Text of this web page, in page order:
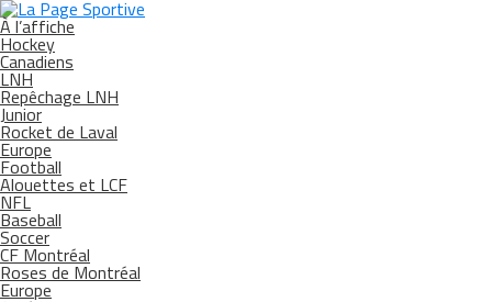
À l’affiche
Hockey
Canadiens
LNH
Repêchage LNH
Junior
Rocket de Laval
Europe
Football
Alouettes et LCF
NFL
Baseball
Soccer
CF Montréal
Roses de Montréal
Europe